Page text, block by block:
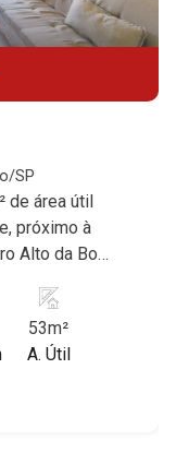
SP
de área útil
próximo à
Alto da Boa
Martinelli
53m²
A. Útil